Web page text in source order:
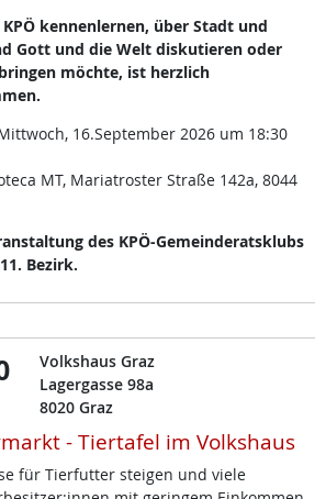
kennenlernen, über Stadt und
Gott und die Welt diskutieren oder
möchte, ist herzlich
16.September 2026 um 18:30
MT, Mariatroster Straße 142a, 8044
des KPÖ-Gemeinderatsklubs
Bezirk.
Volkshaus Graz
Lagergasse 98a
8020 Graz
- Tiertafel im Volkshaus
für Tierfutter steigen und viele